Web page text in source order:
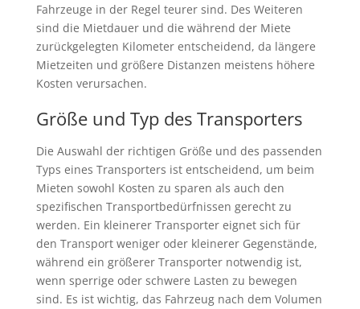
Fahrzeuge in der Regel teurer sind. Des Weiteren
sind die Mietdauer und die während der Miete
zurückgelegten Kilometer entscheidend, da längere
Mietzeiten und größere Distanzen meistens höhere
Kosten verursachen.
Größe und Typ des Transporters
Die Auswahl der richtigen Größe und des passenden
Typs eines Transporters ist entscheidend, um beim
Mieten sowohl Kosten zu sparen als auch den
spezifischen Transportbedürfnissen gerecht zu
werden. Ein kleinerer Transporter eignet sich für
den Transport weniger oder kleinerer Gegenstände,
während ein größerer Transporter notwendig ist,
wenn sperrige oder schwere Lasten zu bewegen
sind. Es ist wichtig, das Fahrzeug nach dem Volumen